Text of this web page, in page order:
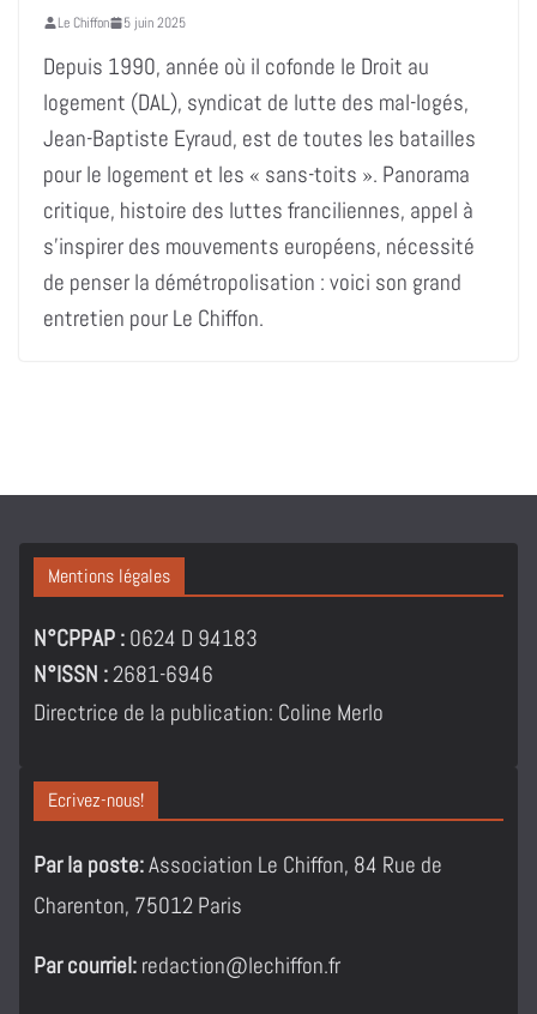
Le Chiffon 5 juin 2025
Depuis 1990, année où il cofonde le Droit au
logement (DAL), syndicat de lutte des mal-logés,
Jean-Baptiste Eyraud, est de toutes les batailles
pour le logement et les « sans-toits ». Panorama
critique, histoire des luttes franciliennes, appel à
s’inspirer des mouvements européens, nécessité
de penser la démétropolisation : voici son grand
entretien pour Le Chiffon.
Mentions légales
N°CPPAP : 0624 D 94183
N°ISSN :2681-6946
Directrice de la publication: Coline Merlo
Ecrivez-nous!
Par la poste:Association Le Chiffon, 84 Rue de
Charenton, 75012 Paris
Par courriel: redaction@lechiffon.fr